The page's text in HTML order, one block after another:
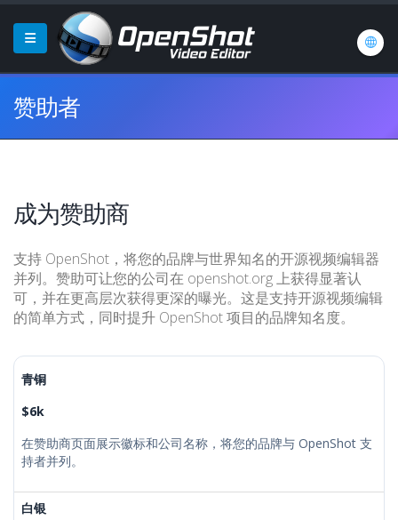
赞助者
成为赞助商
支持 OpenShot，将您的品牌与世界知名的开源视频编辑器
并列。赞助可让您的公司在 openshot.org 上获得显著认
可，并在更高层次获得更深的曝光。这是支持开源视频编辑
的简单方式，同时提升 OpenShot 项目的品牌知名度。
青铜
$6k
在赞助商页面展示徽标和公司名称，将您的品牌与 OpenShot 支
持者并列。
白银